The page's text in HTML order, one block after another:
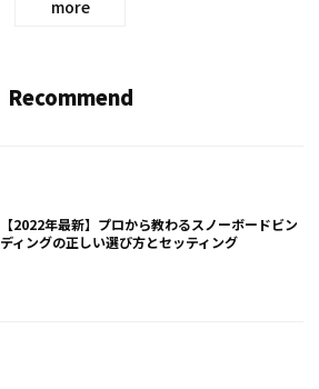
more
Recommend
【2022年最新】プロから教わるスノーボードビン
ディングの正しい選び方とセッティング